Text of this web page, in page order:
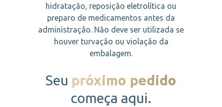
hidratação, reposição eletrolítica ou
preparo de medicamentos antes da
administração. Não deve ser utilizada se
houver turvação ou violação da
embalagem.
Seu próximo pedido
começa aqui.